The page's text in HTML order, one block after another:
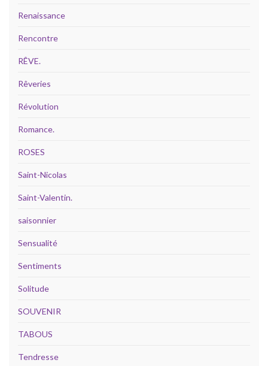
Renaissance
Rencontre
RÊVE.
Rêveries
Révolution
Romance.
ROSES
Saint-Nicolas
Saint-Valentin.
saisonnier
Sensualité
Sentiments
Solitude
SOUVENIR
TABOUS
Tendresse